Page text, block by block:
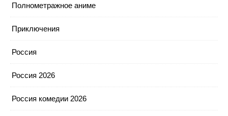
Полнометражное аниме
Приключения
Россия
Россия 2026
Россия комедии 2026